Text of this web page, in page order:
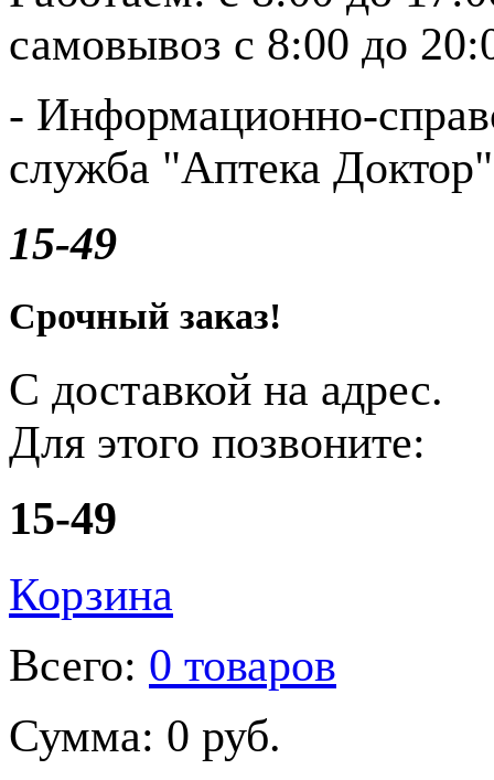
самовывоз с 8:00 до
- Информационно-
служба "Аптека
15-49
Срочный заказ!
С доставкой на адрес.
Для этого позвоните:
15-49
Корзина
Всего: 0 товаров
Сумма: 0 руб.